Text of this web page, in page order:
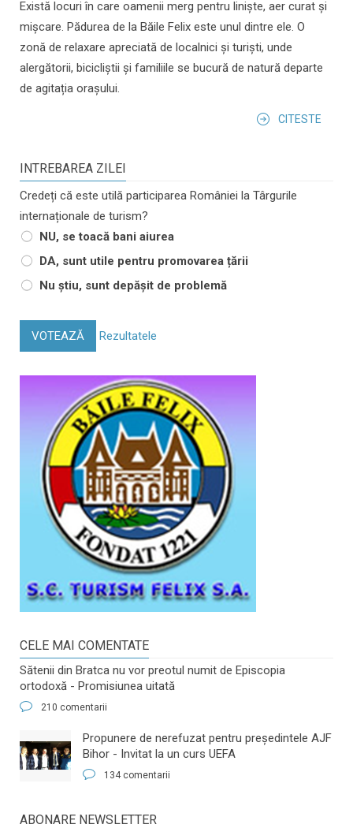
Există locuri în care oamenii merg pentru liniște, aer curat și
mișcare. Pădurea de la Băile Felix este unul dintre ele. O
zonă de relaxare apreciată de localnici și turiști, unde
alergătorii, bicicliștii și familiile se bucură de natură departe
de agitația orașului.
CITESTE
INTREBAREA ZILEI
Credeți că este utilă participarea României la Târgurile
internaționale de turism?
NU, se toacă bani aiurea
DA, sunt utile pentru promovarea țării
Nu știu, sunt depășit de problemă
VOTEAZĂ Rezultatele
CELE MAI COMENTATE
Sătenii din Bratca nu vor preotul numit de Episcopia
ortodoxă - Promisiunea uitată
210 comentarii
​Propunere de nerefuzat pentru preşedintele AJF
Bihor - Invitat la un curs UEFA
134 comentarii
ABONARE NEWSLETTER